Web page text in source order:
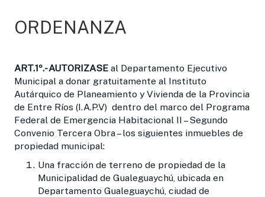
ORDENANZA
ART.1º.-AUTORIZASE al Departamento Ejecutivo
Municipal a donar gratuitamente al Instituto
Autárquico de Planeamiento y Vivienda de la Provincia
de Entre Ríos (I.A.P.V) dentro del marco del Programa
Federal de Emergencia Habitacional II – Segundo
Convenio Tercera Obra – los siguientes inmuebles de
propiedad municipal:
Una fracción de terreno de propiedad de la
Municipalidad de Gualeguaychú, ubicada en
Departamento Gualeguaychú, ciudad de